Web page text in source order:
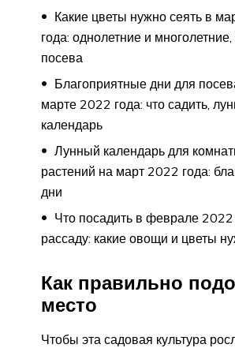
Какие цветы нужно сеять в
года: однолетние и многолетние,
посева
Благоприятные дни для
марте 2022 года: что садить,
календарь
Лунный календарь для
растений на март 2022 года:
дни
Что посадить в феврале 2022
рассаду: какие овощи и цветы
Как правильно
место
Чтобы эта садовая культура